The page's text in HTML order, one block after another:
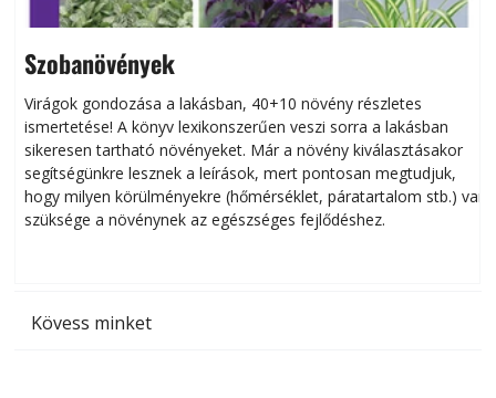
Szobanövények
Virágok gondozása a lakásban, 40+10 növény részletes
ismertetése! A könyv lexikonszerűen veszi sorra a lakásban
sikeresen tart­ha­tó növényeket. Már a növény kiválasztásakor
segítségünkre lesznek a leírások, mert pontosan megtudjuk,
hogy milyen körülményekre (hőmérséklet, páratartalom stb.) van
szüksége a növénynek az egészséges fejlődéshez.
Kövess minket